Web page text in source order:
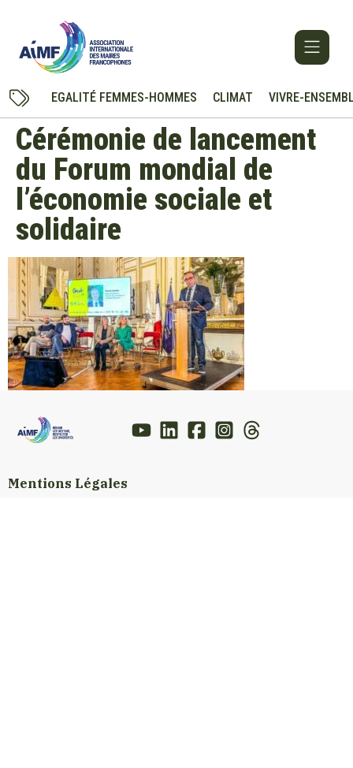
EGALITÉ FEMMES-HOMMES CLIMAT VIVRE-
Cérémonie de lancement
du Forum mondial de
l’économie sociale et
solidaire
Mentions Légales